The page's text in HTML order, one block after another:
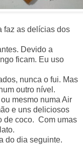
faz as delícias dos
Devido a
ficam. Eu uso
nunca o fui. Mas
outro nível.
mesmo numa Air
e uns deliciosos
de coco. Com umas
do dia seguinte.